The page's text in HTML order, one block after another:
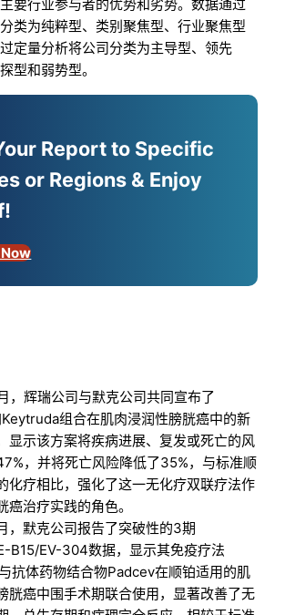
要行业参与者的优势和劣势。数据通过
类为纯粹型、类别聚焦型、行业聚焦型
定量分析将公司分类为主导型、领先
型和弱势型。
Report to Specific
or Regions & Enjoy
，辉瑞公司与默克公司共同宣布了
组合在肌肉浸润性膀胱癌中的新
显示该方案将疾病进展、复发或死亡的风
，并将死亡风险降低了35%，与标准顺
化疗相比，强化了这一无化疗双联疗法作
癌治疗实践的角色。
，默克公司报告了突破性的3期
B15/EV-304数据，显示其免疫疗法
抗体药物结合物Padcev在顺铂适用的肌
胱癌中围手术期联合使用，显著改善了无